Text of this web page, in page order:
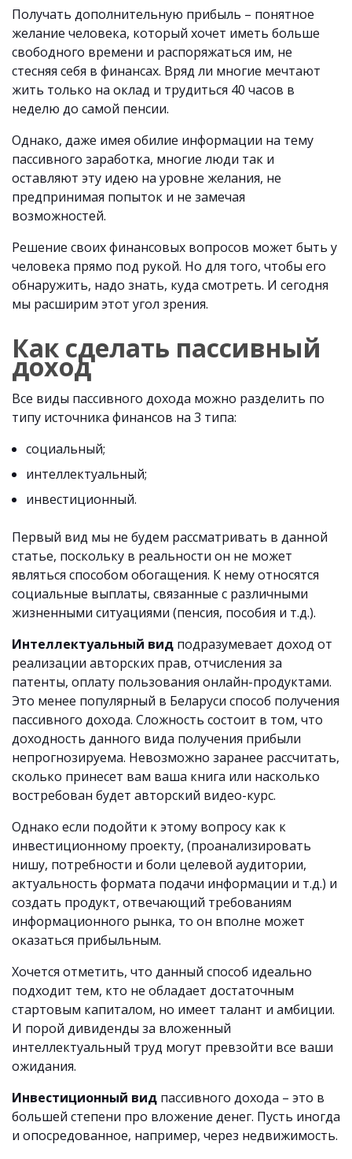
Получать дополнительную прибыль – понятное
желание человека, который хочет иметь больше
свободного времени и распоряжаться им, не
стесняя себя в финансах. Вряд ли многие мечтают
жить только на оклад и трудиться 40 часов в
неделю до самой пенсии.
Однако, даже имея обилие информации на тему
пассивного заработка, многие люди так и
оставляют эту идею на уровне желания, не
предпринимая попыток и не замечая
возможностей.
Решение своих финансовых вопросов может быть у
человека прямо под рукой. Но для того, чтобы его
обнаружить, надо знать, куда смотреть. И сегодня
мы расширим этот угол зрения.
Как сделать пассивный
доход
Все виды пассивного дохода можно разделить по
типу источника финансов на 3 типа:
социальный;
интеллектуальный;
инвестиционный.
Первый вид мы не будем рассматривать в данной
статье, поскольку в реальности он не может
являться способом обогащения. К нему относятся
социальные выплаты, связанные с различными
жизненными ситуациями (пенсия, пособия и т.д.).
Интеллектуальный вид подразумевает доход от
реализации авторских прав, отчисления за
патенты, оплату пользования онлайн-продуктами.
Это менее популярный в Беларуси способ получения
пассивного дохода. Сложность состоит в том, что
доходность данного вида получения прибыли
непрогнозируема. Невозможно заранее рассчитать,
сколько принесет вам ваша книга или насколько
востребован будет авторский видео-курс.
Однако если подойти к этому вопросу как к
инвестиционному проекту, (проанализировать
нишу, потребности и боли целевой аудитории,
актуальность формата подачи информации и т.д.) и
создать продукт, отвечающий требованиям
информационного рынка, то он вполне может
оказаться прибыльным.
Хочется отметить, что данный способ идеально
подходит тем, кто не обладает достаточным
стартовым капиталом, но имеет талант и амбиции.
И порой дивиденды за вложенный
интеллектуальный труд могут превзойти все ваши
ожидания.
Инвестиционный вид пассивного дохода – это в
большей степени про вложение денег. Пусть иногда
и опосредованное, например, через недвижимость.